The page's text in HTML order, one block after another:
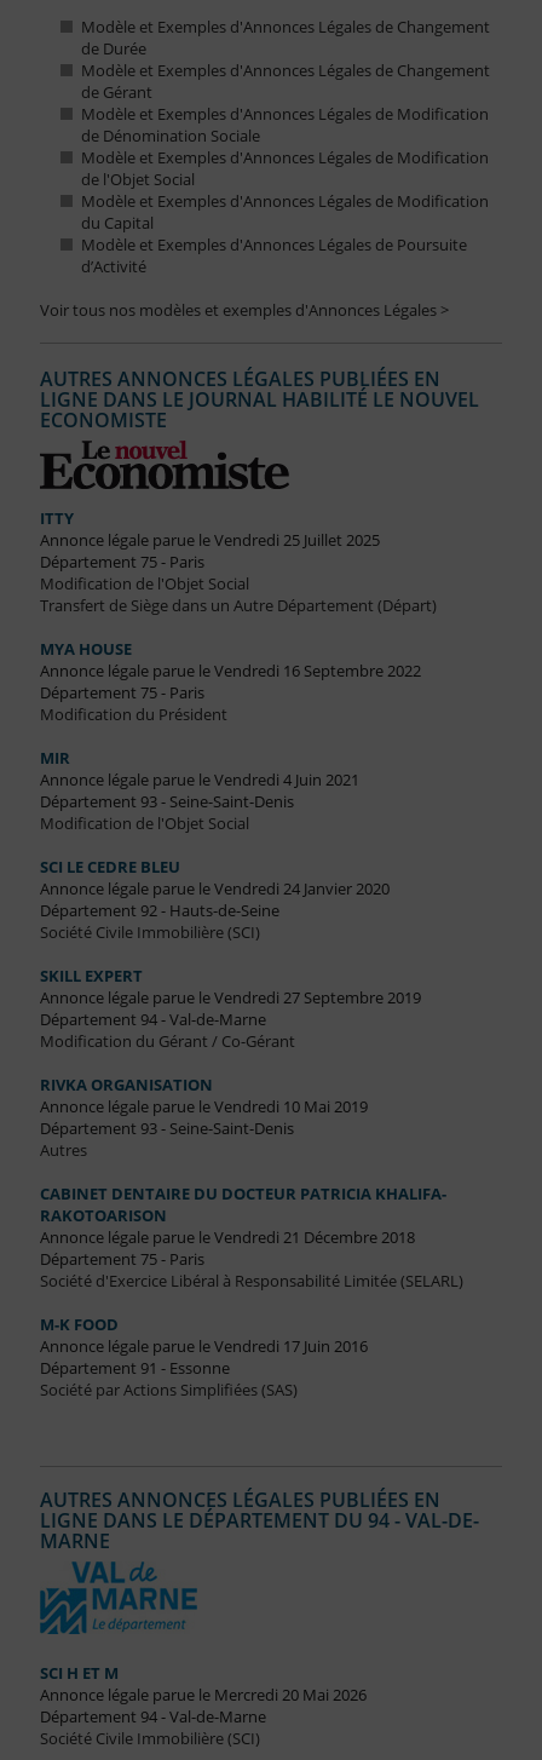
Modèle et Exemples d'Annonces Légales de Changement
de Durée
Modèle et Exemples d'Annonces Légales de Changement
de Gérant
Modèle et Exemples d'Annonces Légales de Modification
de Dénomination Sociale
Modèle et Exemples d'Annonces Légales de Modification
de l'Objet Social
Modèle et Exemples d'Annonces Légales de Modification
du Capital
Modèle et Exemples d'Annonces Légales de Poursuite
d’Activité
Voir tous nos modèles et exemples d'Annonces Légales >
AUTRES ANNONCES LÉGALES PUBLIÉES EN
LIGNE DANS LE JOURNAL HABILITÉ LE NOUVEL
ECONOMISTE
ITTY
Annonce légale parue le Vendredi 25 Juillet 2025
Département 75 - Paris
Modification de l'Objet Social
Transfert de Siège dans un Autre Département (Départ)
MYA HOUSE
Annonce légale parue le Vendredi 16 Septembre 2022
Département 75 - Paris
Modification du Président
MIR
Annonce légale parue le Vendredi 4 Juin 2021
Département 93 - Seine-Saint-Denis
Modification de l'Objet Social
SCI LE CEDRE BLEU
Annonce légale parue le Vendredi 24 Janvier 2020
Département 92 - Hauts-de-Seine
Société Civile Immobilière (SCI)
SKILL EXPERT
Annonce légale parue le Vendredi 27 Septembre 2019
Département 94 - Val-de-Marne
Modification du Gérant / Co-Gérant
RIVKA ORGANISATION
Annonce légale parue le Vendredi 10 Mai 2019
Département 93 - Seine-Saint-Denis
Autres
CABINET DENTAIRE DU DOCTEUR PATRICIA KHALIFA-
RAKOTOARISON
Annonce légale parue le Vendredi 21 Décembre 2018
Département 75 - Paris
Société d'Exercice Libéral à Responsabilité Limitée (SELARL)
M-K FOOD
Annonce légale parue le Vendredi 17 Juin 2016
Département 91 - Essonne
Société par Actions Simplifiées (SAS)
AUTRES ANNONCES LÉGALES PUBLIÉES EN
LIGNE DANS LE DÉPARTEMENT DU 94 - VAL-DE-
MARNE
SCI H ET M
Annonce légale parue le Mercredi 20 Mai 2026
Département 94 - Val-de-Marne
Société Civile Immobilière (SCI)